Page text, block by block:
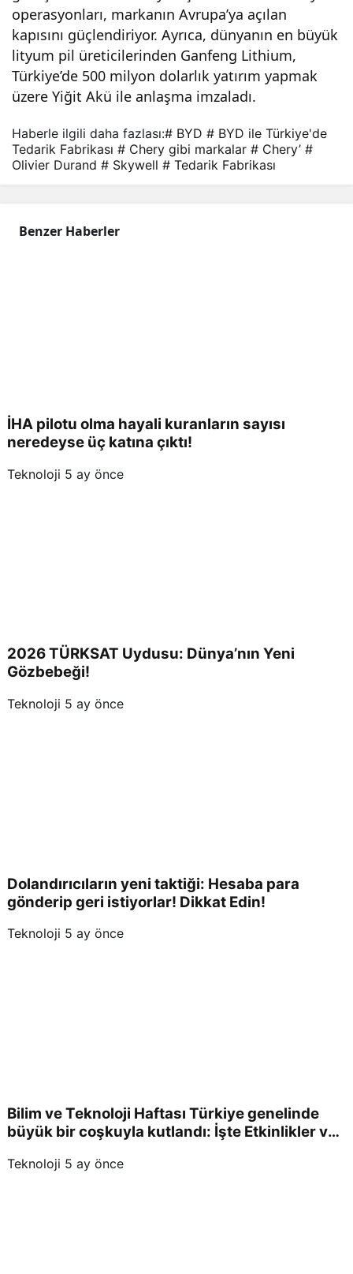
operasyonları, markanın Avrupa’ya açılan
kapısını güçlendiriyor. Ayrıca, dünyanın en büyük
lityum pil üreticilerinden Ganfeng Lithium,
Türkiye’de 500 milyon dolarlık yatırım yapmak
üzere Yiğit Akü ile anlaşma imzaladı.
Haberle ilgili daha fazlası:# BYD # BYD ile Türkiye'de
Tedarik Fabrikası # Chery gibi markalar # Chery’ #
Olivier Durand # Skywell # Tedarik Fabrikası
Benzer Haberler
İHA pilotu olma hayali kuranların sayısı
neredeyse üç katına çıktı!
Teknoloji 5 ay önce
2026 TÜRKSAT Uydusu: Dünya’nın Yeni
Gözbebeği!
Teknoloji 5 ay önce
Dolandırıcıların yeni taktiği: Hesaba para
gönderip geri istiyorlar! Dikkat Edin!
Teknoloji 5 ay önce
Bilim ve Teknoloji Haftası Türkiye genelinde
büyük bir coşkuyla kutlandı: İşte Etkinlikler ve
Teknoloji 5 ay önce